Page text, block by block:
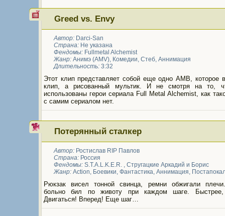
Greed vs. Envy
Автор: Darci-San
Страна: Не указана
Фендомы: Fullmetal Alchemist
Жанр: Анимэ (AMV), Комедии, Стеб, Аннимация
Длительность: 3:32
Этот клип представляет собой еще одно АМВ, которое
клип, а рисованный мультик. И не смотря на то,
использованы герои сериала Full Metal Alchemist, как
с самим сериалом нет.
Потерянный сталкер
Автор: Ростислав RIP Павлов
Страна: Россия
Фендомы: S.T.A.L.K.E.R. , Стругацкие Аркадий и Борис
Жанр: Action, Боевики, Фантастика, Аннимация,
Рюкзак висел тонной свинца, ремни обжигали
больно бил по животу при каждом шаге. Быстрее,
Двигаться! Вперед! Еще шаг…